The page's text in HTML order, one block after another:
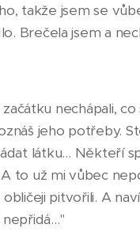
takže jsem se
Brečela jsem a
nechápali,
jeho potřeby.
látku… Někteří
to už mi vůbec
pitvořili. A